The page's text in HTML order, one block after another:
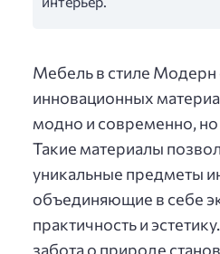
Мебель в стиле Модерн
инновационных
модно и современно, но
Такие материалы
уникальные предметы
объединяющие в себе
практичность и
забота о природе